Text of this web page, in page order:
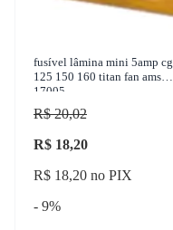
fusível lâmina mini 5amp cg
125 150 160 titan fan ams
17005
R$ 20,02
R$ 18,20
R$ 18,20 no PIX
- 9%